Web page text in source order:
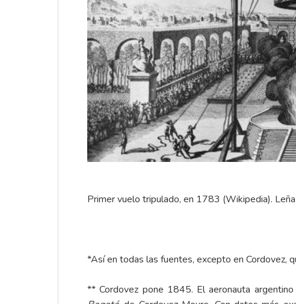
Primer vuelo tripulado, en 1783 (Wikipedia).
*Así en todas las fuentes, excepto en Cordovez,
** Cordovez pone 1845. El aeronauta